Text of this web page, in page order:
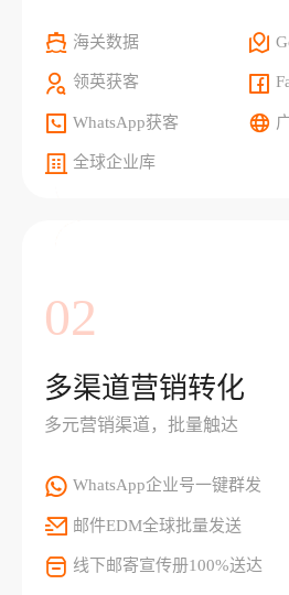
海关数据
领英获客
WhatsApp获客
全球企业库
02
多渠道营销转化
多元营销渠道，批量触达
WhatsApp企业号一键群发
邮件EDM全球批量发送
线下邮寄宣传册100%送达